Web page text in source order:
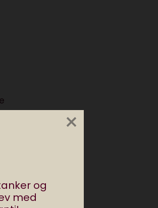
og
med
×